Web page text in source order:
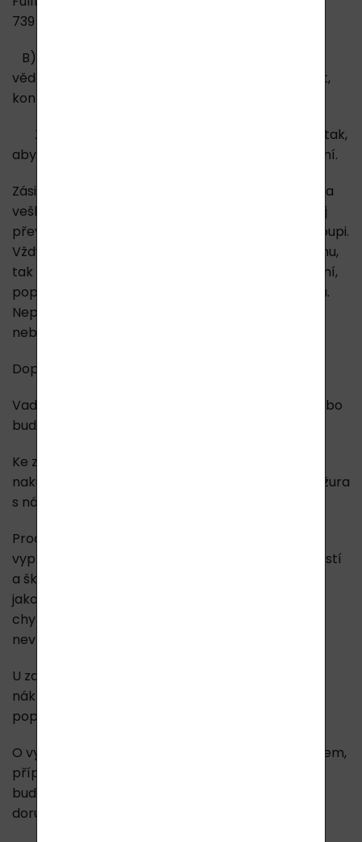
739 21 Paskov, tel: +420 602 743 119.
B) Zajistíme svoz přepravcem. Jakmile budete
vědět, kdy a kde zásilku budeme moci vyzvednout,
kontaktujte nás.
Zboží musí být pro přepravu řádně zabaleno tak,
aby nedošlo k jeho dalšímu případnému poškození.
Zásilka musí být kompletní (včetně příslušenství a
veškeré dokumentace) a ve stavu, v jakém jste jej
převzali při dodávce. Ke zboží přiložte doklad o koupi.
Vždy prosím použijte balícího papíru nebo kartonu,
tak aby nemohlo během přepravy dojít k polepení,
popsání či jinému znehodnocení původních obalů.
Neposílejte zboží na dobírku, v takovém případě
nebude zboží převzato.
Doporučujeme vám zboží pojistit.
Vadné nebo poškozené zboží bude vyměněno nebo
bude vrácena kupní cena.
Ke zboží musí být přiloženy veškeré listiny, které
nakupující se zbožím obdržel, tedy například brožura
s návody a jiné.
Prodávající nepřebírá odpovědnost za škody
vyplývající z provozu produktů, funkčních vlastností
a škod z neodborného používání produktů, stejně
jako škod způsobených vnějšími událostmi a
chybnou manipulací. Na vady tohoto původu se
nevztahuje ani poskytnutá záruka.
U zamítnutých reklamací mohou být účtovány
náklady na reklamační řízení a manipulační
poplatky.
O vyřízení reklamace budete informováni e-mailem,
případně SMS. Stejně jako při dodání objednávky
budete informováni o expedici balíku a termínu
doručení.